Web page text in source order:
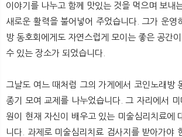
이야기를 나누고 함께 맛있는 것을 먹으며 보내
새로운 활력을 불어넣어 주었습니다. 그가 운영
방 동호회에게도 자연스럽게 모이는 좋은 공간
수 있는 장소가 되었습니다.
그날도 여느 때처럼 그의 가게에서 코인노래방
종기 모여 교제를 나누었습니다. 그 자리에서 미
원이 현재 자신이 배우고 있는 미술심리치료에
니다. 과제로 미술심리치료 검사지를 받아가야